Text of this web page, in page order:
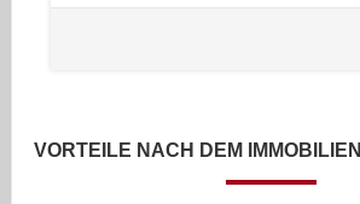
VORTEILE NACH DEM